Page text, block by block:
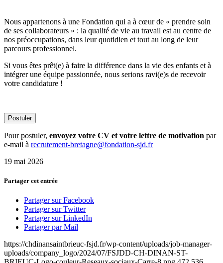
Nous appartenons à une Fondation qui a à cœur de « prendre soin
de ses collaborateurs » : la qualité de vie au travail est au centre de
nos préoccupations, dans leur quotidien et tout au long de leur
parcours professionnel.
Si vous êtes prêt(e) à faire la différence dans la vie des enfants et à
intégrer une équipe passionnée, nous serions ravi(e)s de recevoir
votre candidature !
Pour postuler, envoyez votre CV et votre lettre de motivation par
e-mail à recrutement-bretagne@fondation-sjd.fr
19 mai 2026
Partager cet entrée
Partager sur Facebook
Partager sur Twitter
Partager sur LinkedIn
Partager par Mail
https://chdinansaintbrieuc-fsjd.fr/wp-content/uploads/job-manager-
uploads/company_logo/2024/07/FSJDD-CH-DINAN-ST-